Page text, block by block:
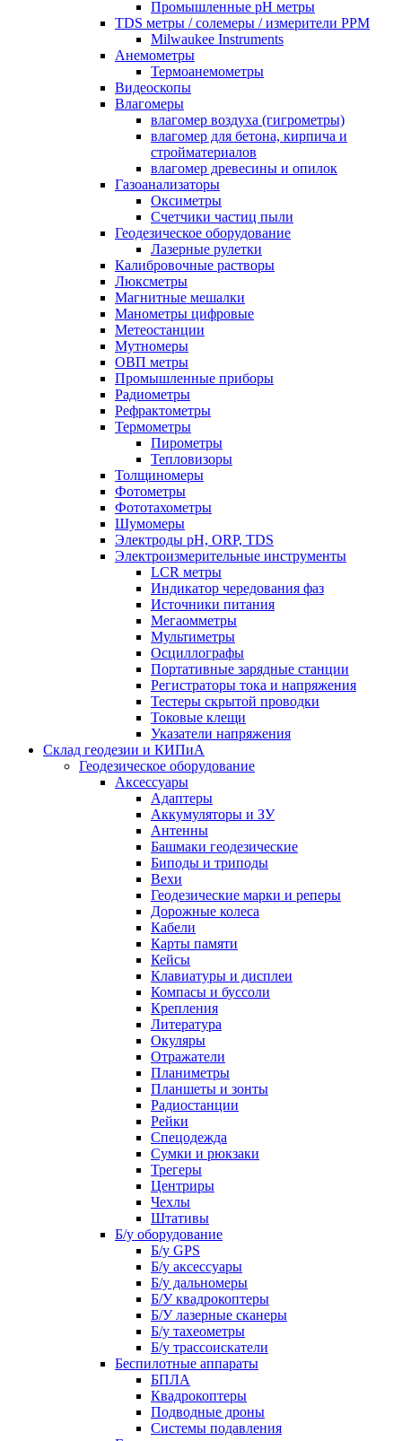
Промышленные pH метры
TDS метры / солемеры / измерители PPM
Milwaukee Instruments
Анемометры
Термоанемометры
Видеоскопы
Влагомеры
влагомер воздуха (гигрометры)
влагомер для бетона, кирпича и
стройматериалов
влагомер древесины и опилок
Газоанализаторы
Оксиметры
Счетчики частиц пыли
Геодезическое оборудование
Лазерные рулетки
Калибровочные растворы
Люксметры
Магнитные мешалки
Манометры цифровые
Метеостанции
Мутномеры
ОВП метры
Промышленные приборы
Радиометры
Рефрактометры
Термометры
Пирометры
Тепловизоры
Толщиномеры
Фотометры
Фототахометры
Шумомеры
Электроды pH, ORP, TDS
Электроизмерительные инструменты
LCR метры
Индикатор чередования фаз
Источники питания
Мегаомметры
Мультиметры
Осциллографы
Портативные зарядные станции
Регистраторы тока и напряжения
Тестеры скрытой проводки
Токовые клещи
Указатели напряжения
Склад геодезии и КИПиА
Геодезическое оборудование
Аксессуары
Адаптеры
Аккумуляторы и ЗУ
Антенны
Башмаки геодезические
Биподы и триподы
Вехи
Геодезические марки и реперы
Дорожные колеса
Кабели
Карты памяти
Кейсы
Клавиатуры и дисплеи
Компасы и буссоли
Крепления
Литература
Окуляры
Отражатели
Планиметры
Планшеты и зонты
Радиостанции
Рейки
Спецодежда
Сумки и рюкзаки
Трегеры
Центриры
Чехлы
Штативы
Б/у оборудование
Б/у GPS
Б/у аксессуары
Б/у дальномеры
Б/У квадрокоптеры
Б/У лазерные сканеры
Б/у тахеометры
Б/у трассоискатели
Беспилотные аппараты
БПЛА
Квадрокоптеры
Подводные дроны
Системы подавления